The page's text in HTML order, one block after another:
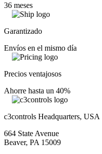
36 meses
Garantizado
Envíos en el mismo día
Precios ventajosos
Ahorre hasta un 40%
c3controls Headquarters, USA
664 State Avenue
Beaver, PA 15009